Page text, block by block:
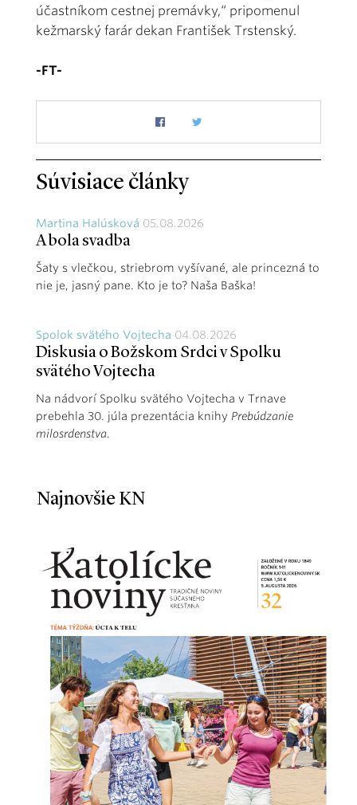
účastníkom cestnej premávky,“ pripomenul
kežmarský farár dekan František Trstenský.
-FT-
Súvisiace články
Martina Halúsková 05.08.2026
A bola svadba
Šaty s vlečkou, striebrom vyšívané, ale princezná to
nie je, jasný pane. Kto je to? Naša Baška!
Spolok svätého Vojtecha 04.08.2026
Diskusia o Božskom Srdci v Spolku
svätého Vojtecha
Na nádvorí Spolku svätého Vojtecha v Trnave
prebehla 30. júla prezentácia knihy Prebúdzanie
milosrdenstva.
Najnovšie KN